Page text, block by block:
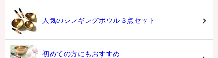
人気のシンギングボウル３点セット
初めての方にもおすすめ